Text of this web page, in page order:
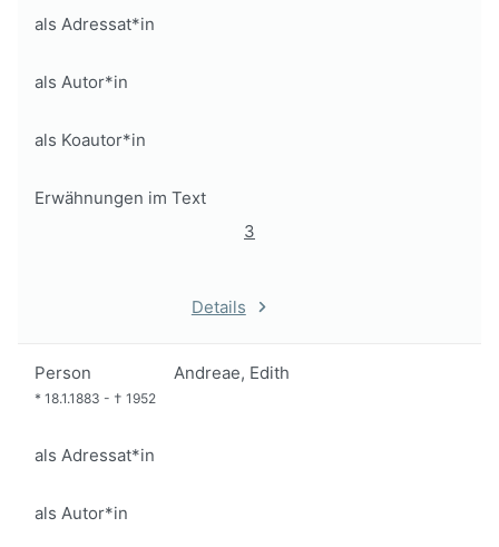
als Adressat*in
als Autor*in
als Koautor*in
Erwähnungen im Text
3
Details
Person Andreae, Edith
* 18.1.1883 - † 1952
als Adressat*in
als Autor*in